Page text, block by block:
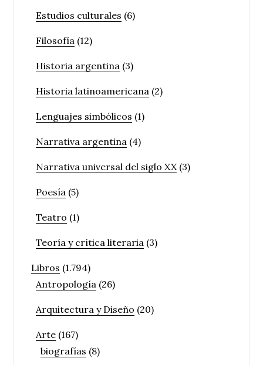
Estudios culturales (6)
Filosofía (12)
Historia argentina (3)
Historia latinoamericana (2)
Lenguajes simbólicos (1)
Narrativa argentina (4)
Narrativa universal del siglo XX(3)
Poesía (5)
Teatro (1)
Teoría y crítica literaria (3)
Libros (1.794)
Antropología (26)
Arquitectura y Diseño (20)
Arte (167)
biografías (8)